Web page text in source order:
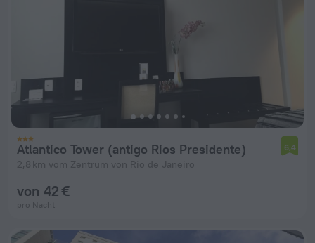
Atlantico Tower (antigo Rios Presidente)
2,8 km vom Zentrum von Rio de Janeiro
6,4
von 42 €
pro Nacht